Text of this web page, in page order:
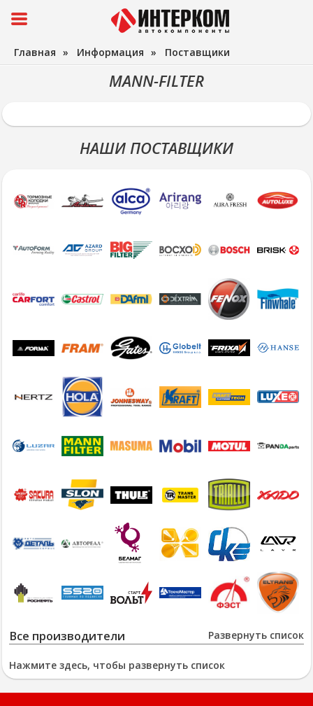
Главная » Информация » Поставщики
MANN-FILTER
НАШИ ПОСТАВЩИКИ
Развернуть список
Все производители
Нажмите здесь, чтобы развернуть список